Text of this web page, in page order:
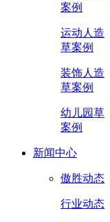
案例
运动人造
草案例
装饰人造
草案例
幼儿园草
案例
新闻中心
傲胜动态
行业动态